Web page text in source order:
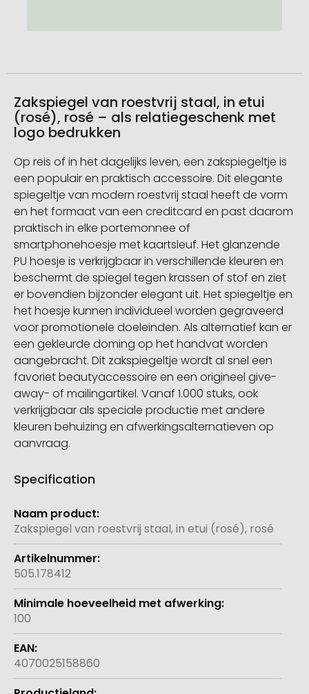
Zakspiegel van roestvrij staal, in etui
(rosé), rosé – als relatiegeschenk met
logo bedrukken
Op reis of in het dagelijks leven, een zakspiegeltje is
een populair en praktisch accessoire. Dit elegante
spiegeltje van modern roestvrij staal heeft de vorm
en het formaat van een creditcard en past daarom
praktisch in elke portemonnee of
smartphonehoesje met kaartsleuf. Het glanzende
PU hoesje is verkrijgbaar in verschillende kleuren en
beschermt de spiegel tegen krassen of stof en ziet
er bovendien bijzonder elegant uit. Het spiegeltje en
het hoesje kunnen individueel worden gegraveerd
voor promotionele doeleinden. Als alternatief kan er
een gekleurde doming op het handvat worden
aangebracht. Dit zakspiegeltje wordt al snel een
favoriet beautyaccessoire en een origineel give-
away- of mailingartikel. Vanaf 1.000 stuks, ook
verkrijgbaar als speciale productie met andere
kleuren behuizing en afwerkingsalternatieven op
aanvraag.
Specification
Meer
informatie
Zakspiegel van roestvrij staal, in etui (rosé), rosé
505.178412
100
4070025158860